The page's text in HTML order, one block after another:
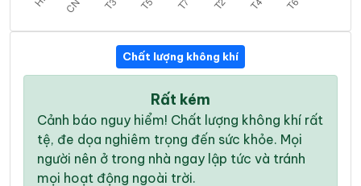
Chất lượng không khí
Rất kém
Cảnh báo nguy hiểm! Chất lượng không khí rất
tệ, đe dọa nghiêm trọng đến sức khỏe. Mọi
người nên ở trong nhà ngay lập tức và tránh
mọi hoạt động ngoài trời.